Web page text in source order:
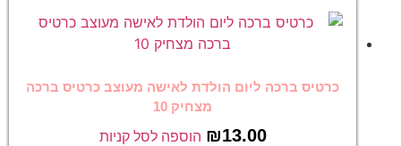
כרטיס ברכה ליום הולדת לאישה מעוצב כרטיס ברכה
מצחיק 10
₪13.00 הוספה לסל קניות